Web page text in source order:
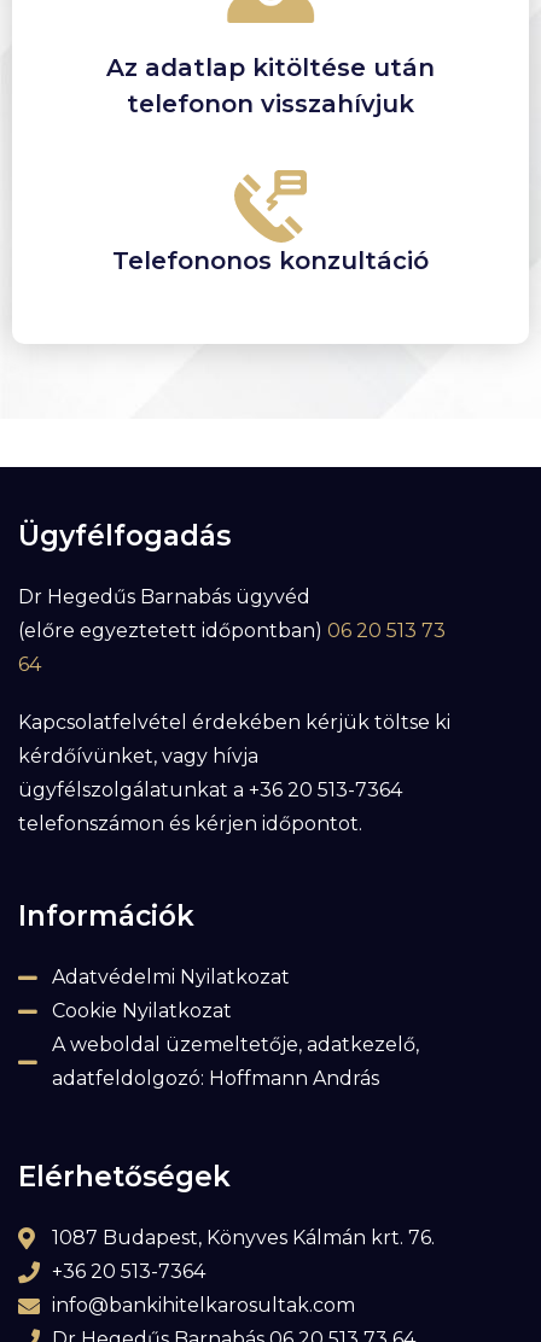
Az adatlap kitöltése után
telefonon visszahívjuk
Telefononos konzultáció
Ügyfélfogadás
Dr Hegedűs Barnabás ügyvéd
(előre egyeztetett időpontban) 06 20 513 73
64
Kapcsolatfelvétel érdekében kérjük töltse ki
kérdőívünket, vagy hívja
ügyfélszolgálatunkat a +36 20 513-7364
telefonszámon és kérjen időpontot.
Információk
Adatvédelmi Nyilatkozat
Cookie Nyilatkozat
A weboldal üzemeltetője, adatkezelő,
adatfeldolgozó: Hoffmann András
Elérhetőségek
1087 Budapest, Könyves Kálmán krt. 76.
+36 20 513-7364
info@bankihitelkarosultak.com